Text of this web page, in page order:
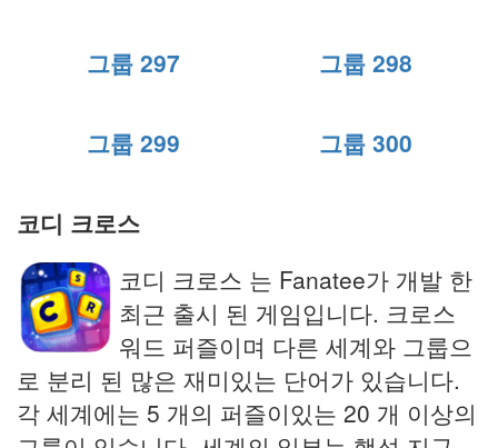
그룹 297 그룹 298
그룹 299 그룹 300
코디 크로스
코디 크로스 는 Fanatee가 개발 한
최근 출시 된 게임입니다. 크로스
워드 퍼즐이며 다른 세계와 그룹으
로 분리 된 많은 재미있는 단어가 있습니다.
각 세계에는 5 개의 퍼즐이있는 20 개 이상의